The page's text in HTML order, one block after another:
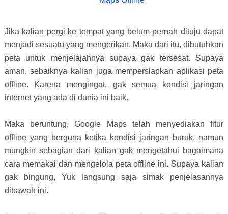
Jika kalian pergi ke tempat yang belum pernah dituju dapat
menjadi sesuatu yang mengerikan. Maka dari itu, dibutuhkan
peta untuk menjelajahnya supaya gak tersesat. Supaya
aman, sebaiknya kalian juga mempersiapkan aplikasi peta
offline. Karena mengingat, gak semua kondisi jaringan
internet yang ada di dunia ini baik.
Maka beruntung, Google Maps telah menyediakan fitur
offline yang berguna ketika kondisi jaringan buruk. namun
mungkin sebagian dari kalian gak mengetahui bagaimana
cara memakai dan mengelola peta offline ini. Supaya kalian
gak bingung, Yuk langsung saja simak penjelasannya
dibawah ini.